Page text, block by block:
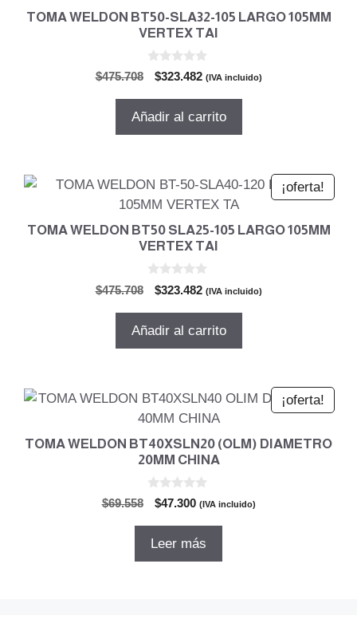
TOMA WELDON BT50-SLA32-105 LARGO 105MM
VERTEX TAI
$475.708
El
original
$323.482El
actual
(IVA incluido)
Añadir al carrito
¡oferta!
TOMA WELDON BT50 SLA25-105 LARGO 105MM
VERTEX TAI
$475.708
El
original
$323.482El
actual
(IVA incluido)
Añadir al carrito
¡oferta!
TOMA WELDON BT40XSLN20 (OLM) DIAMETRO
20MM CHINA
$69.558
El
original
$47.300El
actual
(IVA incluido)
Leer más